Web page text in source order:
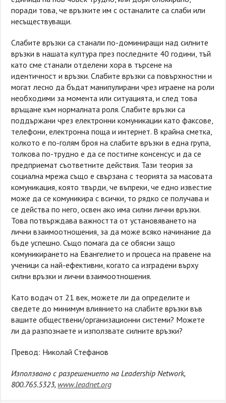
поради това, че връзките им с останалите са слаби или
несъществуващи.
Слабите връзки са станали по-доминиращи над силните
връзки в нашата култура през последните 40 години, тъй
като сме станали отделени хора в търсене на
идентичност и връзки. Слабите връзки са повърхностни и
могат лесно да бъдат манипулирани чрез играене на роли
необходими за момента или ситуацията, и след това
връщане към нормалната роля. Слабите връзки са
поддържани чрез електронни комуникации като факсове,
телефони, електронна поща и интернет. В крайна сметка,
колкото е по-голям броя на слабите връзки в една група,
толкова по-трудно е да се постигне консенсус и да се
предприемат съответните действия. Тази теория за
социална мрежа също е свързана с теорията за масовата
комуникация, която твърди, че въпреки, че едно известие
може да се комуникира с всички, то рядко се получава и
се действа по него, освен ако има силни лични връзки.
Това потвърждава важността от установяването на
лични взаимоотношения, за да може всяко начинание да
бъде успешно. Също помага да се обясни защо
комуникирането на Евангелието и процеса на правене на
ученици са най-ефективни, когато са изградени върху
силни връзки и лични взаимоотношения.
Като водач от 21 век, можете ли да определите и
сведете до минимум влиянието на слабите връзки във
вашите обществени/организационни системи? Можете
ли да разпознаете и използвате силните връзки?
Превод: Николай Стефанов
Използвано с разрешението на Leadership Network,
800.765.5323, www.leadnet.org